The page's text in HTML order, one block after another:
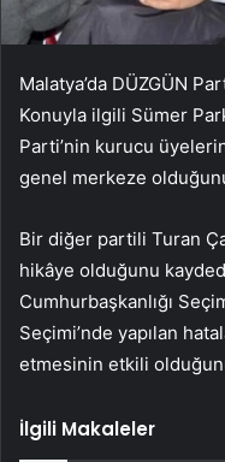
Malatya’da DÜZGÜN
Konuyla ilgili Sümer
Parti’nin kurucu
genel merkeze
Bir diğer partili Turan
hikâye olduğunu
Cumhurbaşkanlığı
Seçimi’nde yapılan
etmesinin etkili
İlgili Makaleler